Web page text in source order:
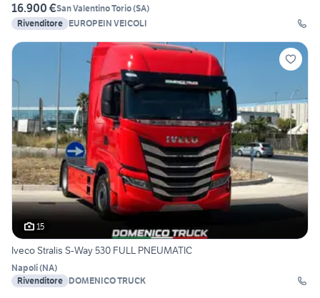
16.900 €San Valentino Torio(SA)
Rivenditore EUROPEIN VEICOLI
15
Iveco Stralis S-Way 530 FULL PNEUMATIC
Napoli(NA)
Rivenditore DOMENICO TRUCK